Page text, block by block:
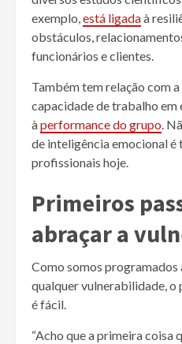
exemplo,está ligadaà
obstáculos,
funcionários e clientes.
Também tem relação com a
capacidade de trabalho em
àperformance do grupo.
de inteligência emocional é
profissionais hoje.
Primeiros
abraçar a
Como somos programados
qualquer vulnerabilidade, o
é fácil.
“Acho que a primeira coisa